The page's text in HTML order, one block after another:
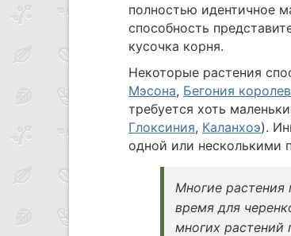
полностью идентичное
способность
кусочка корня.
Некоторые растения
Мэсона, Бегония
требуется хоть
Глоксиния, Каланхоэ).
одной или несколькими
Многие
время для
многих растений